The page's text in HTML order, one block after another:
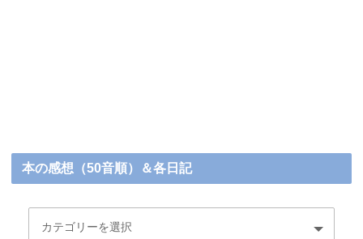
本の感想（50音順）＆各日記